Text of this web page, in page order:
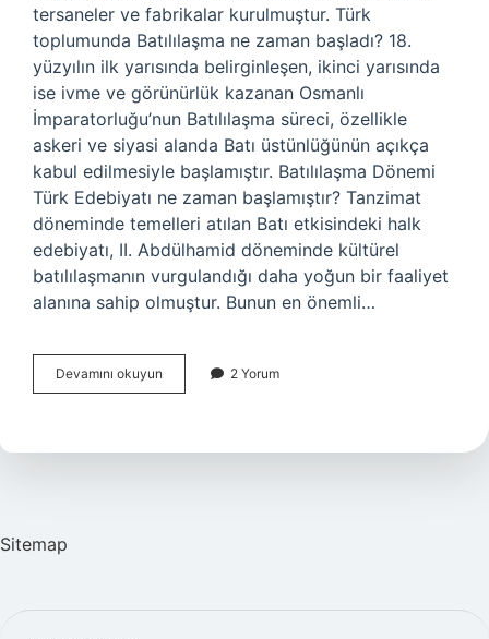
tersaneler ve fabrikalar kurulmuştur. Türk
toplumunda Batılılaşma ne zaman başladı? 18.
yüzyılın ilk yarısında belirginleşen, ikinci yarısında
ise ivme ve görünürlük kazanan Osmanlı
İmparatorluğu’nun Batılılaşma süreci, özellikle
askeri ve siyasi alanda Batı üstünlüğünün açıkça
kabul edilmesiyle başlamıştır. Batılılaşma Dönemi
Türk Edebiyatı ne zaman başlamıştır? Tanzimat
döneminde temelleri atılan Batı etkisindeki halk
edebiyatı, II. Abdülhamid döneminde kültürel
batılılaşmanın vurgulandığı daha yoğun bir faaliyet
alanına sahip olmuştur. Bunun en önemli…
Devamını okuyun Türkiyede
Batılılaşma
Başladı
2 Yorum
Sitemap